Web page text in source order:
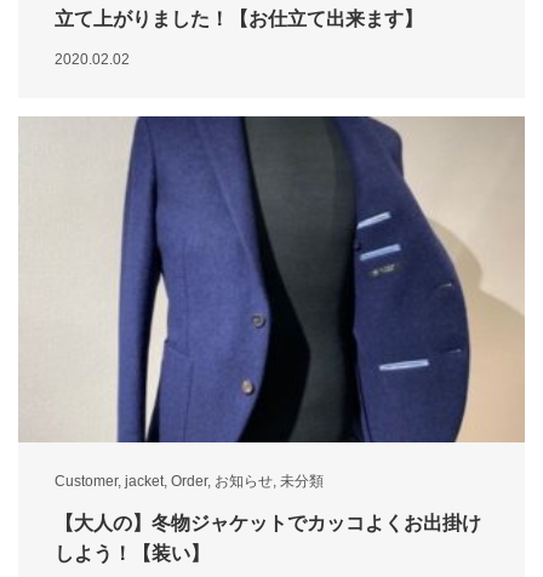
立て上がりました！【お仕立て出来ます】
2020.02.02
Customer, jacket, Order, お知らせ, 未分類
【大人の】冬物ジャケットでカッコよくお出掛け
しよう！【装い】